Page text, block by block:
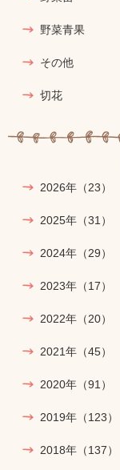
野菜青果
その他
切花
2026年 （23）
2025年 （31）
2024年 （29）
2023年 （17）
2022年 （20）
2021年 （45）
2020年 （91）
2019年 （123）
2018年 （137）